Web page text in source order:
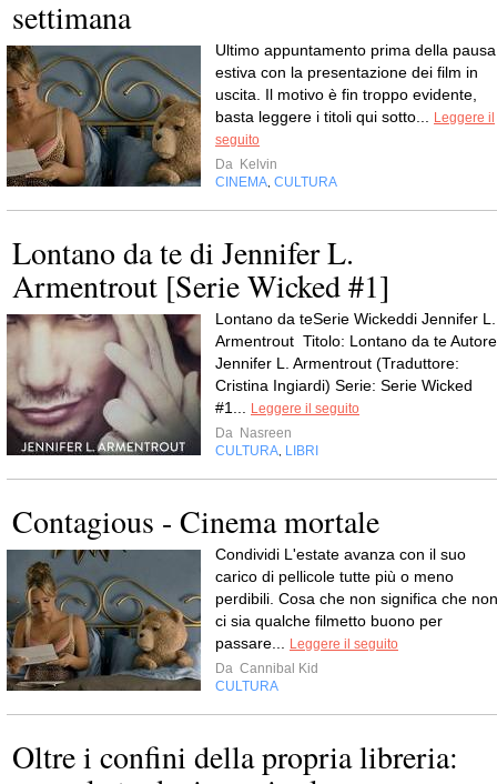
settimana
Ultimo appuntamento prima della pausa
estiva con la presentazione dei film in
uscita. Il motivo è fin troppo evidente,
basta leggere i titoli qui sotto...
Leggere il
seguito
Da Kelvin
CINEMA CULTURA
Lontano da te di Jennifer L.
Armentrout [Serie Wicked #1]
Lontano da teSerie Wickeddi Jennifer L.
Armentrout Titolo: Lontano da te
Jennifer L. Armentrout (Traduttore:
Cristina Ingiardi) Serie: Serie Wicked
#1...
Leggere il seguito
Da Nasreen
CULTURA LIBRI
Contagious - Cinema mortale
Condividi L'estate avanza con il suo
carico di pellicole tutte più o meno
perdibili. Cosa che non significa che non
ci sia qualche filmetto buono per
passare...
Leggere il seguito
Da Cannibal Kid
CULTURA
Oltre i confini della propria libreria: